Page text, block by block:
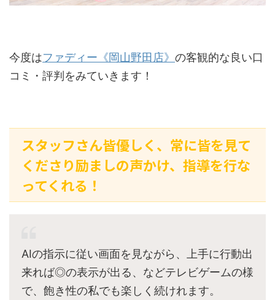
今度はファディー《岡山野田店》 の客観的な良い口
コミ・評判をみていきます！
スタッフさん皆優しく、常に皆を見て
くださり励ましの声かけ、指導を行な
ってくれる！
AIの指示に従い画面を見ながら、上手に行動出
来れば◎の表示が出る、などテレビゲームの様
で、飽き性の私でも楽しく続けれます。